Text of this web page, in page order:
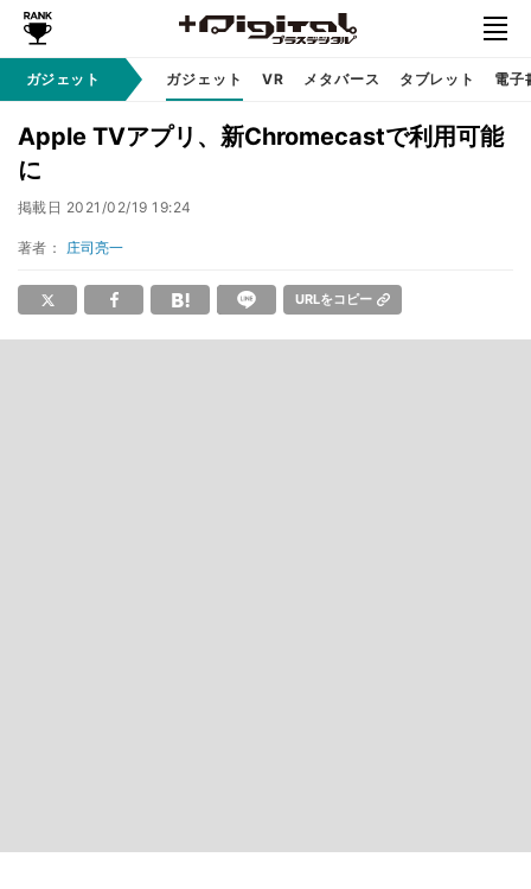
ガジェット ガジェット VR メタバース タブレット 電子
Apple TVアプリ、新Chromecastで利用可能
に
掲載日 2021/02/19 19:24
著者： 庄司亮一
URLをコピー